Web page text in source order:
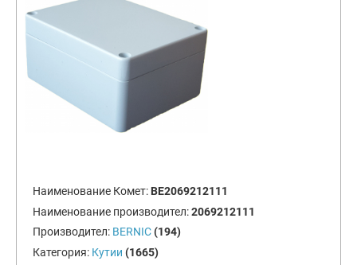
Наименование Комет: BE2069212111
Наименование производител:2069212111
Производител: BERNIC (194)
Категория: Кутии (1665)